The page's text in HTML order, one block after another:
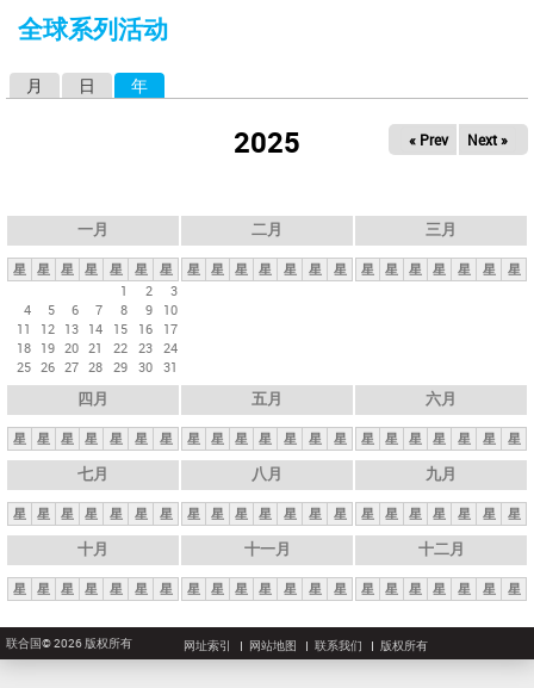
这
全球系列活动
月 日 年
2025 « Prev Next »
一月
星 星 星 星 星 星
星
1
2
3
4
5 6 7 8 9
10
11
12 13 14 15 16
17
18 19 20 21 22 23 24
25 26 27 28 29 30 31
二月
星 星 星 星 星 星 星
三月
星 星 星 星 星 星 星
四月
星 星 星 星 星 星 星
五月
星 星 星 星 星 星 星
六月
星 星 星 星 星 星 星
七月
星 星 星 星 星 星 星
八月
星 星 星 星 星 星 星
九月
星 星 星 星 星 星 星
十月
星 星 星 星 星 星 星
十一月
星 星 星 星 星 星 星
十二月
星 星 星 星 星 星 星
联合国© 2026 版权所有 网址索引 网站地图 联系我们 版权所有